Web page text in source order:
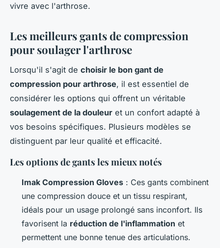
vivre avec l'arthrose.
Les meilleurs gants de compression
pour soulager l'arthrose
Lorsqu'il s'agit de choisir le bon gant de
compression pour arthrose, il est essentiel de
considérer les options qui offrent un véritable
soulagement de la douleur et un confort adapté à
vos besoins spécifiques. Plusieurs modèles se
distinguent par leur qualité et efficacité.
Les options de gants les mieux notés
Imak Compression Gloves : Ces gants combinent
une compression douce et un tissu respirant,
idéals pour un usage prolongé sans inconfort. Ils
favorisent la réduction de l'inflammation et
permettent une bonne tenue des articulations.